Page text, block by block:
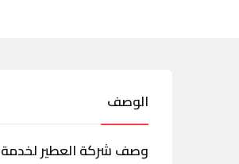
الوصف
وصف شركة العطير